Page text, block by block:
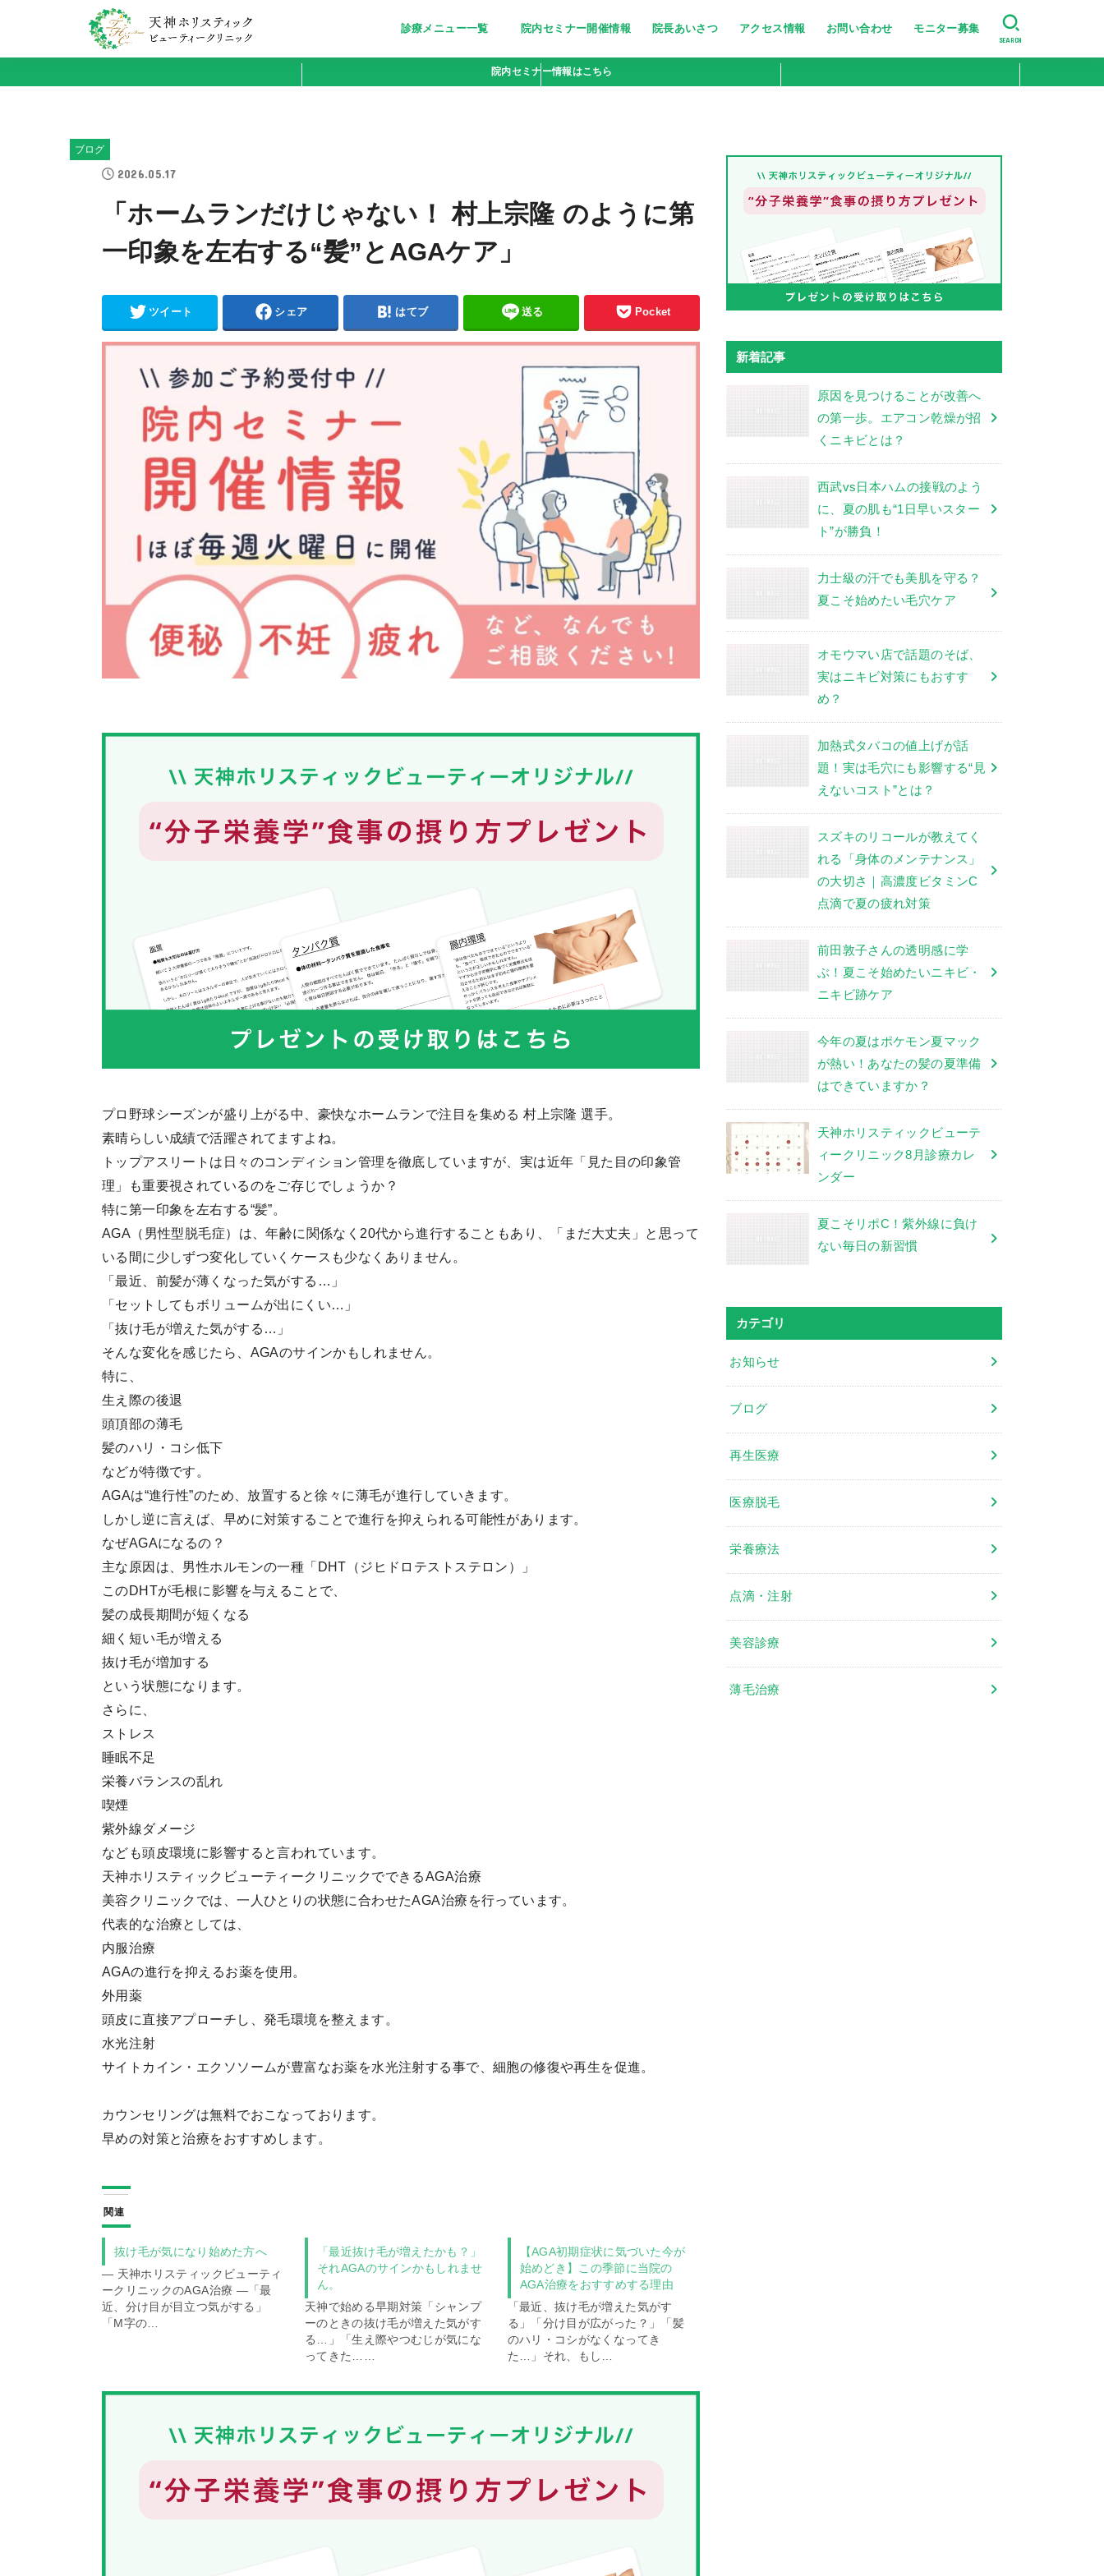
診療メニュー一覧
美しく清潔な印象に～医療脱毛～
栄養療法［分子栄養学外来］
妊活サポート
忙しい女性の美の追求に～トリニ
ピーリング〜小じわ・くすみにお
若々しい輝きをいつまでも～高濃
点滴bar [ビタミン注射・点滴］
疲れやすい体に栄養を～にんにく
院内セミナー開催情報 院長あいさつ アクセス情報 お問い合わせ モニター募集
美肌・肌のハリ艶
たるみ・シワ改善
ニキビ跡・小じわ改善
肌の引き締め
ニキビ・シミ・肝斑改善
SEARCH
院内セミナー情報はこちら
ブログ
2026.05.17
「ホームランだけじゃない！ 村上宗隆 のように第
一印象を左右する“髪”とAGAケア」
ツイート シェア はてブ 送る Pocket
プロ野球シーズンが盛り上がる中、豪快なホームランで注目を集める 村上宗隆 選手。
素晴らしい成績で活躍されてますよね。
トップアスリートは日々のコンディション管理を徹底していますが、実は近年「見た目の印象管
理」も重要視されているのをご存じでしょうか？
特に第一印象を左右する“髪”。
AGA（男性型脱毛症）は、年齢に関係なく20代から進行することもあり、「まだ大丈夫」と思って
いる間に少しずつ変化していくケースも少なくありません。
「最近、前髪が薄くなった気がする…」
「セットしてもボリュームが出にくい…」
「抜け毛が増えた気がする…」
そんな変化を感じたら、AGAのサインかもしれません。
特に、
生え際の後退
頭頂部の薄毛
髪のハリ・コシ低下
などが特徴です。
AGAは“進行性”のため、放置すると徐々に薄毛が進行していきます。
しかし逆に言えば、早めに対策することで進行を抑えられる可能性があります。
なぜAGAになるの？
主な原因は、男性ホルモンの一種「DHT（ジヒドロテストステロン）」
このDHTが毛根に影響を与えることで、
髪の成長期間が短くなる
細く短い毛が増える
抜け毛が増加する
という状態になります。
さらに、
ストレス
睡眠不足
栄養バランスの乱れ
喫煙
紫外線ダメージ
なども頭皮環境に影響すると言われています。
天神ホリスティックビューティークリニックでできるAGA治療
美容クリニックでは、一人ひとりの状態に合わせたAGA治療を行っています。
代表的な治療としては、
内服治療
AGAの進行を抑えるお薬を使用。
外用薬
頭皮に直接アプローチし、発毛環境を整えます。
水光注射
サイトカイン・エクソソームが豊富なお薬を水光注射する事で、細胞の修復や再生を促進。
カウンセリングは無料でおこなっております。
早めの対策と治療をおすすめします。
関連
抜け毛が気になり始めた方へ
― 天神ホリスティックビューティ
ークリニックのAGA治療 ―「最
近、分け目が目立つ気がする」
「M字の…
「最近抜け毛が増えたかも？」
それAGAのサインかもしれませ
ん。
天神で始める早期対策「シャンプ
ーのときの抜け毛が増えた気がす
る…」「生え際やつむじが気にな
ってきた……
【AGA初期症状に気づいた今が
始めどき】この季節に当院の
AGA治療をおすすめする理由
「最近、抜け毛が増えた気がす
る」「分け目が広がった？」「髪
のハリ・コシがなくなってき
た…」それ、もし…
新着記事
原因を見つけることが改善へ
の第一歩。エアコン乾燥が招
くニキビとは？
西武vs日本ハムの接戦のよう
に、夏の肌も“1日早いスター
ト”が勝負！
力士級の汗でも美肌を守る？
夏こそ始めたい毛穴ケア
オモウマい店で話題のそば、
実はニキビ対策にもおすす
め？
加熱式タバコの値上げが話
題！実は毛穴にも影響する“見
えないコスト”とは？
スズキのリコールが教えてく
れる「身体のメンテナンス」
の大切さ｜高濃度ビタミンC
点滴で夏の疲れ対策
前田敦子さんの透明感に学
ぶ！夏こそ始めたいニキビ・
ニキビ跡ケア
今年の夏はポケモン夏マック
が熱い！あなたの髪の夏準備
はできていますか？
天神ホリスティックビューテ
ィークリニック8月診療カレ
ンダー
夏こそリポC！紫外線に負け
ない毎日の新習慣
カテゴリ
お知らせ
ブログ
再生医療
医療脱毛
栄養療法
点滴・注射
美容診療
薄毛治療